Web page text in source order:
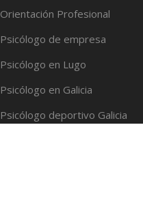
Orientación Profesional
Psicólogo de empresa
Psicólogo en Lugo
Psicólogo en Galicia
Psicólogo deportivo Galicia